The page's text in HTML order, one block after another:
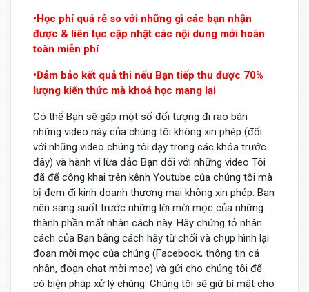
•Học phí quá rẻ so với những gì các bạn nhận
được & liên tục cập nhật các nội dung mới hoàn
toàn miễn phí
•Đảm bảo kết quả thi nếu Bạn tiếp thu được 70%
lượng kiến thức mà khoá học mang lại
Có thể Bạn sẽ gặp một số đối tượng đi rao bán
những video này của chúng tôi không xin phép (đối
với những video chúng tôi dạy trong các khóa trước
đây) và hành vi lừa đảo Bạn đối với những video Tôi
đã để công khai trên kênh Youtube của chúng tôi mà
bị đem đi kinh doanh thương mại không xin phép. Bạn
nên sáng suốt trước những lời mời mọc của những
thành phần mất nhân cách này. Hãy chứng tỏ nhân
cách của Bạn bằng cách hãy từ chối và chụp hình lại
đoạn mời mọc của chúng (Facebook, thông tin cá
nhân, đoạn chat mời mọc) và gửi cho chúng tôi để
có biện pháp xử lý chúng. Chúng tôi sẽ giữ bí mật cho